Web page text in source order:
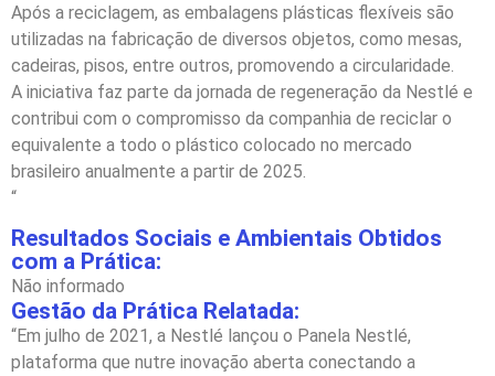
Após a reciclagem, as embalagens plásticas flexíveis são
utilizadas na fabricação de diversos objetos, como mesas,
cadeiras, pisos, entre outros, promovendo a circularidade.
A iniciativa faz parte da jornada de regeneração da Nestlé e
contribui com o compromisso da companhia de reciclar o
equivalente a todo o plástico colocado no mercado
brasileiro anualmente a partir de 2025.
“
Resultados Sociais e Ambientais Obtidos
com a Prática:
Não informado
Gestão da Prática Relatada:
“Em julho de 2021, a Nestlé lançou o Panela Nestlé,
plataforma que nutre inovação aberta conectando a